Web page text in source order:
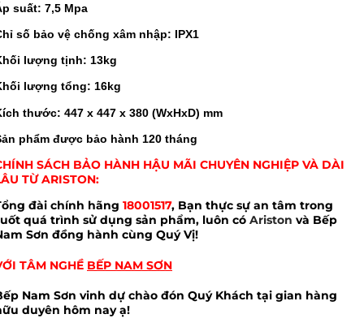
suất: 7,5 Mpa
số bảo vệ chống xâm nhập: IPX1
lượng tịnh: 13kg
lượng tổng: 16kg
thước: 447 x 447 x 380 (WxHxD) mm
phẩm được bảo hành 120 tháng
SÁCH BẢO HÀNH HẬU MÃI CHUYÊN NGHIỆP VÀ DÀI
TỪ ARISTON:
đài chính hãng 18001517, Bạn thực sự an tâm trong
quá trình sử dụng sản phẩm, luôn có Ariston và Bếp
Sơn đồng hành cùng Quý Vị!
TÂM NGHỀ BẾP NAM SƠN
Nam Sơn vinh dự chào đón Quý Khách tại gian hàng
duyên hôm nay ạ!